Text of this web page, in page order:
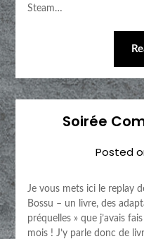
Steam…
Soirée
Posted
Je vous mets ici le replay
Bossu – un livre, des
préquelles » que j’avais
mois ! J’y parle donc de